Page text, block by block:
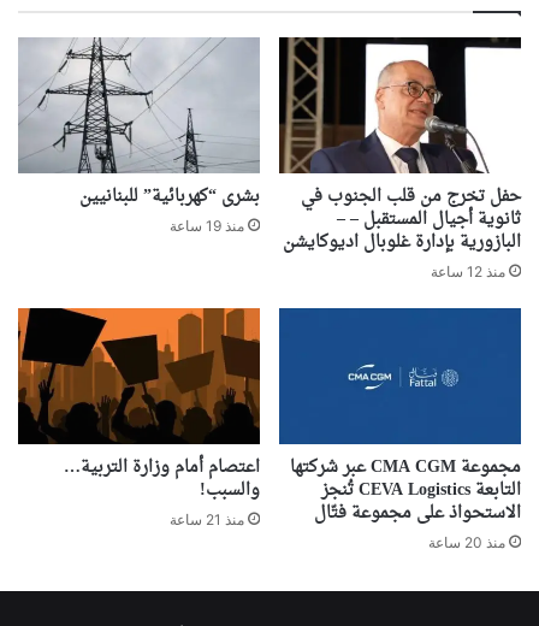
حفل تخرج من قلب الجنوب في
ثانوية أجيال المستقبل – –
البازورية بإدارة غلوبال اديوكايشن
منذ 12 ساعة
بشرى “كهربائية” للبنانيين
منذ 19 ساعة
مجموعة CMA CGM عبر شركتها
التابعة CEVA Logistics تُنجز
الاستحواذ على مجموعة فتّال
منذ 20 ساعة
اعتصام أمام وزارة التربية…
والسبب!
منذ 21 ساعة